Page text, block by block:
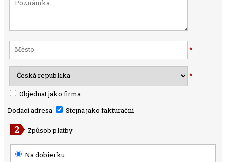
*
*
Objednat jako firma
Dodací adresa
Stejná jako fakturační
Způsob platby
Na dobierku